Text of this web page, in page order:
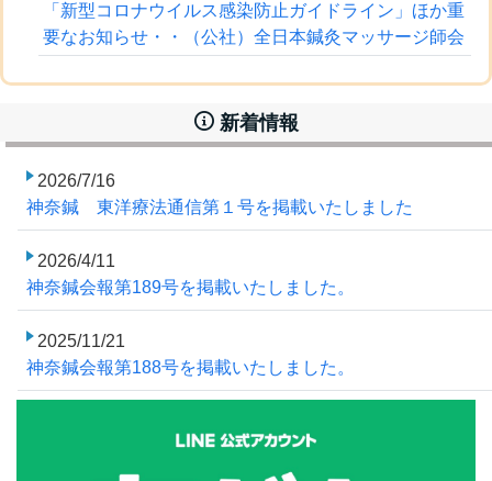
「新型コロナウイルス感染防止ガイドライン」ほか重
要なお知らせ・・（公社）全日本鍼灸マッサージ師会
新着情報
2026/7/16
神奈鍼 東洋療法通信第１号を掲載いたしました
2026/4/11
神奈鍼会報第189号を掲載いたしました。
2025/11/21
神奈鍼会報第188号を掲載いたしました。